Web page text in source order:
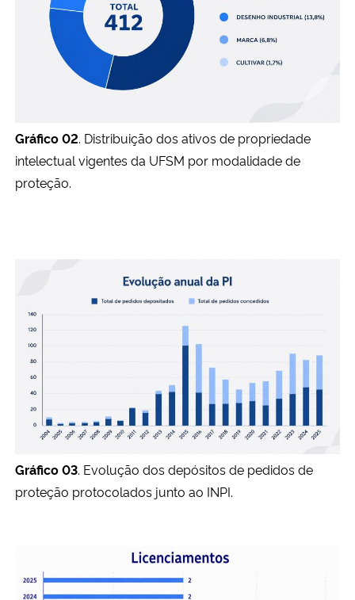
Secretaria-Geral
Secretaria de Governo
Advocacia-Geral da União
Gráfico 02. Distribuição dos ativos de propriedade
intelectual vigentes da UFSM por modalidade de
proteção.
Gráfico 03. Evolução dos depósitos de pedidos de
proteção protocolados junto ao INPI.